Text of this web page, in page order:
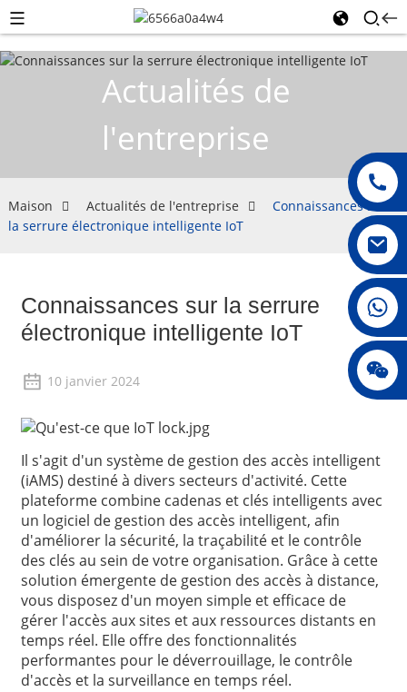
008615396811719
Actualités de
l'entreprise
Maison Actualités de l'entreprise
Connaissances sur
la serrure électronique intelligente IoT
Connaissances sur la serrure
électronique intelligente IoT
10 janvier 2024
Il s'agit d'un système de gestion des accès intelligent
(iAMS) destiné à divers secteurs d'activité. Cette
plateforme combine cadenas et clés intelligents avec
un logiciel de gestion des accès intelligent, afin
d'améliorer la sécurité, la traçabilité et le contrôle
des clés au sein de votre organisation. Grâce à cette
solution émergente de gestion des accès à distance,
vous disposez d'un moyen simple et efficace de
gérer l'accès aux sites et aux ressources distants en
temps réel. Elle offre des fonctionnalités
performantes pour le déverrouillage, le contrôle
d'accès et la surveillance en temps réel.